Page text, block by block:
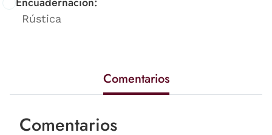
Rústica
Comentarios
Comentarios